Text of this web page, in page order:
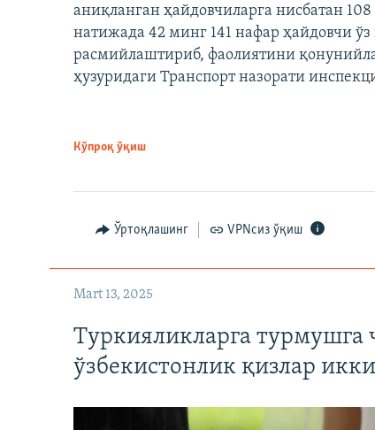
аниқланган ҳайдовчиларга нисбатан
натижада 42 минг 141 нафар ҳайдовчи
расмийлаштириб, фаолиятини
ҳузуридаги Транспорт назорати
Кўпроқ ўқиш
Ўртоқлашинг VPNсиз ўқиш
Mart 13, 2025
Туркияликларга турмушга
ўзбекистонлик қизлар